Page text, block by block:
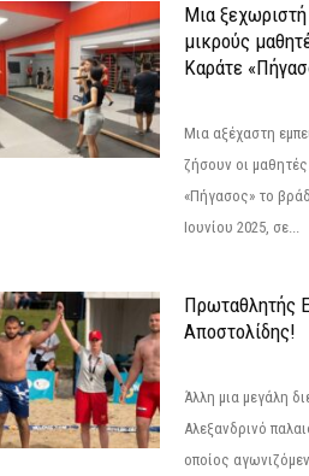
Μια ξεχωριστή
μικρούς
Καράτε
Μια αξέχαστη
ζήσουν οι
«Πήγασος» το
Ιουνίου 2025, σε...
Πρωταθλητής
Αποστολίδης!
Άλλη μια μεγάλη
Αλεξανδρινό
οποίος